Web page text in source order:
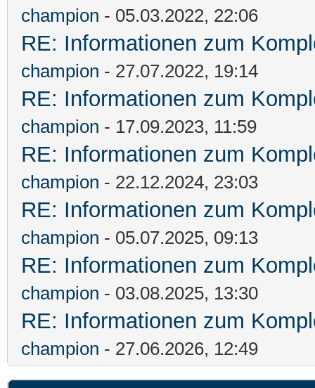
champion - 05.03.2022, 22:06
RE: Informationen zum
champion - 27.07.2022, 19:14
RE: Informationen zum
champion - 17.09.2023, 11:59
RE: Informationen zum
champion - 22.12.2024, 23:03
RE: Informationen zum
champion - 05.07.2025, 09:13
RE: Informationen zum
champion - 03.08.2025, 13:30
RE: Informationen zum
champion - 27.06.2026, 12:49